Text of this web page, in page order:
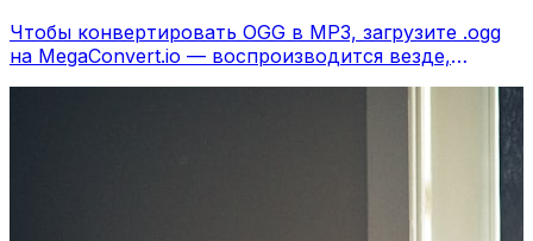
Чтобы конвертировать OGG в MP3, загрузите .ogg
на MegaConvert.io — воспроизводится везде,